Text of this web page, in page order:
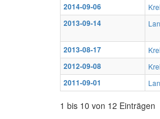
2014-09-06
2013-09-14
2013-08-17
2012-09-08
2011-09-01
1 bis 10 von 12 Einträgen